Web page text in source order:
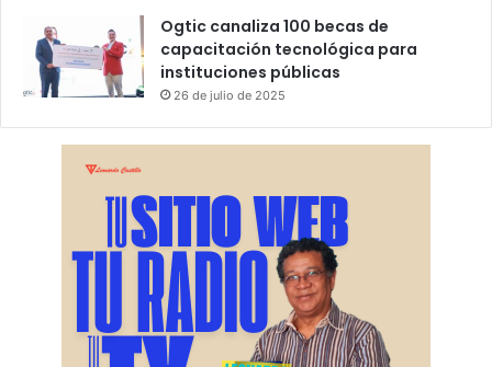
Ogtic canaliza 100 becas de
capacitación tecnológica para
instituciones públicas
26 de julio de 2025